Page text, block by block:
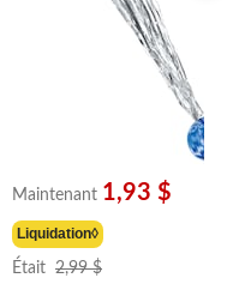
Maintenant 1,93 $
Liquidation◊
Était 2,99 $